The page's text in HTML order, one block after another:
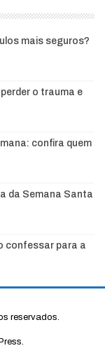
mais seguros?
o trauma e
confira quem
da Semana Santa
confessar para a
reservados.